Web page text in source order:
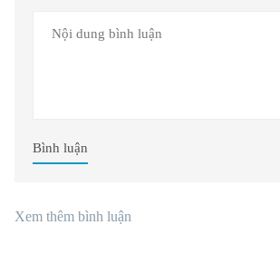
Bình luận
Xem thêm bình luận